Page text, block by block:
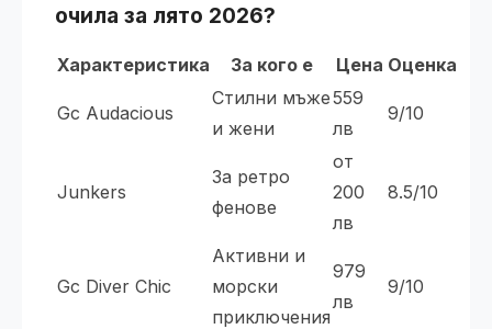
очила за лято 2026?
Характеристика За кого е Цена Оценка
Gc Audacious
Стилни мъже
и жени
559
лв
9/10
Junkers
За ретро
фенове
от
200
лв
8.5/10
Gc Diver Chic
Активни и
морски
приключения
979
лв
9/10